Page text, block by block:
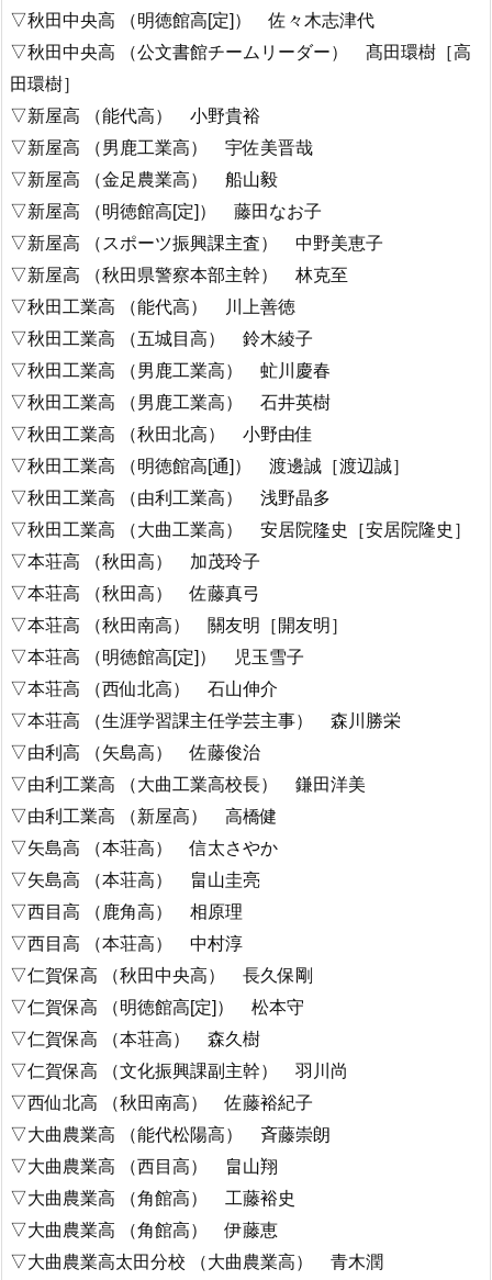
▽秋田中央高 （明徳館高[定]） 佐々木志津代
▽秋田中央高 （公文書館チームリーダー） 髙田環樹［高
田環樹］
▽新屋高 （能代高） 小野貴裕
▽新屋高 （男鹿工業高） 宇佐美晋哉
▽新屋高 （金足農業高） 船山毅
▽新屋高 （明徳館高[定]） 藤田なお子
▽新屋高 （スポーツ振興課主査） 中野美恵子
▽新屋高 （秋田県警察本部主幹） 林克至
▽秋田工業高 （能代高） 川上善徳
▽秋田工業高 （五城目高） 鈴木綾子
▽秋田工業高 （男鹿工業高） 虻川慶春
▽秋田工業高 （男鹿工業高） 石井英樹
▽秋田工業高 （秋田北高） 小野由佳
▽秋田工業高 （明徳館高[通]） 渡邊誠［渡辺誠］
▽秋田工業高 （由利工業高） 浅野晶多
▽秋田工業高 （大曲工業高） 安居院隆史［安居院隆史］
▽本荘高 （秋田高） 加茂玲子
▽本荘高 （秋田高） 佐藤真弓
▽本荘高 （秋田南高） 關友明［開友明］
▽本荘高 （明徳館高[定]） 児玉雪子
▽本荘高 （西仙北高） 石山伸介
▽本荘高 （生涯学習課主任学芸主事） 森川勝栄
▽由利高 （矢島高） 佐藤俊治
▽由利工業高 （大曲工業高校長） 鎌田洋美
▽由利工業高 （新屋高） 高橋健
▽矢島高 （本荘高） 信太さやか
▽矢島高 （本荘高） 畠山圭亮
▽西目高 （鹿角高） 相原理
▽西目高 （本荘高） 中村淳
▽仁賀保高 （秋田中央高） 長久保剛
▽仁賀保高 （明徳館高[定]） 松本守
▽仁賀保高 （本荘高） 森久樹
▽仁賀保高 （文化振興課副主幹） 羽川尚
▽西仙北高 （秋田南高） 佐藤裕紀子
▽大曲農業高 （能代松陽高） 斉藤崇朗
▽大曲農業高 （西目高） 畠山翔
▽大曲農業高 （角館高） 工藤裕史
▽大曲農業高 （角館高） 伊藤恵
▽大曲農業高太田分校 （大曲農業高） 青木潤